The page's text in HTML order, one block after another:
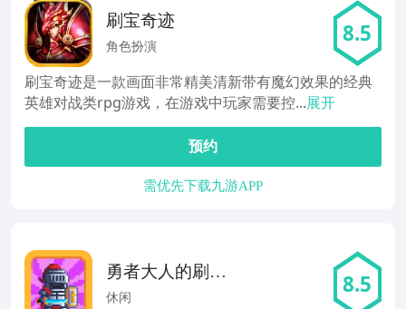
刷宝奇迹
角色扮演 8.5
刷宝奇迹是一款画面非常精美清新带有魔幻效果的经典
英雄对战类rpg游戏，在游戏中玩家需要控...展开
预约
需优先下载九游APP
勇者大人的刷怪
城
休闲 8.5